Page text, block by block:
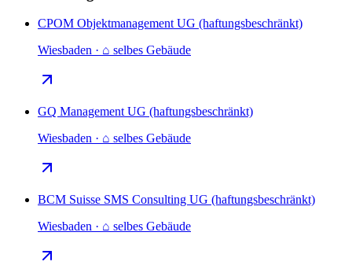
CPOM Objektmanagement UG (haftungsbeschränkt)
Wiesbaden · ⌂ selbes Gebäude
GQ Management UG (haftungsbeschränkt)
Wiesbaden · ⌂ selbes Gebäude
BCM Suisse SMS Consulting UG (haftungsbeschränkt)
Wiesbaden · ⌂ selbes Gebäude